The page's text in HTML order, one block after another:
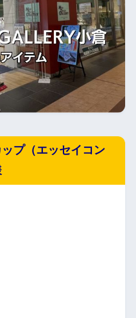
プ（エッセイコン